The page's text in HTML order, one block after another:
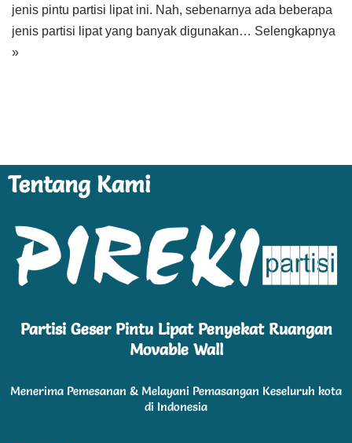
jenis pintu partisi lipat ini. Nah, sebenarnya ada beberapa
jenis partisi lipat yang banyak digunakan… Selengkapnya
»
Tentang Kami
Partisi Geser Pintu Lipat Penyekat Ruangan
Movable Wall
Menerima Pemesanan & Melayani Pemasangan Keseluruh kota
di Indonesia